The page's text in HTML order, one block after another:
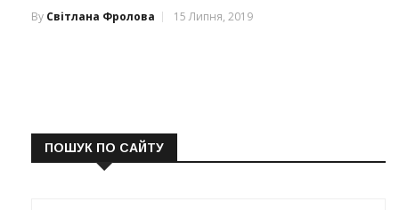
By Світлана Фролова 15 Липня, 2019
ПОШУК ПО САЙТУ